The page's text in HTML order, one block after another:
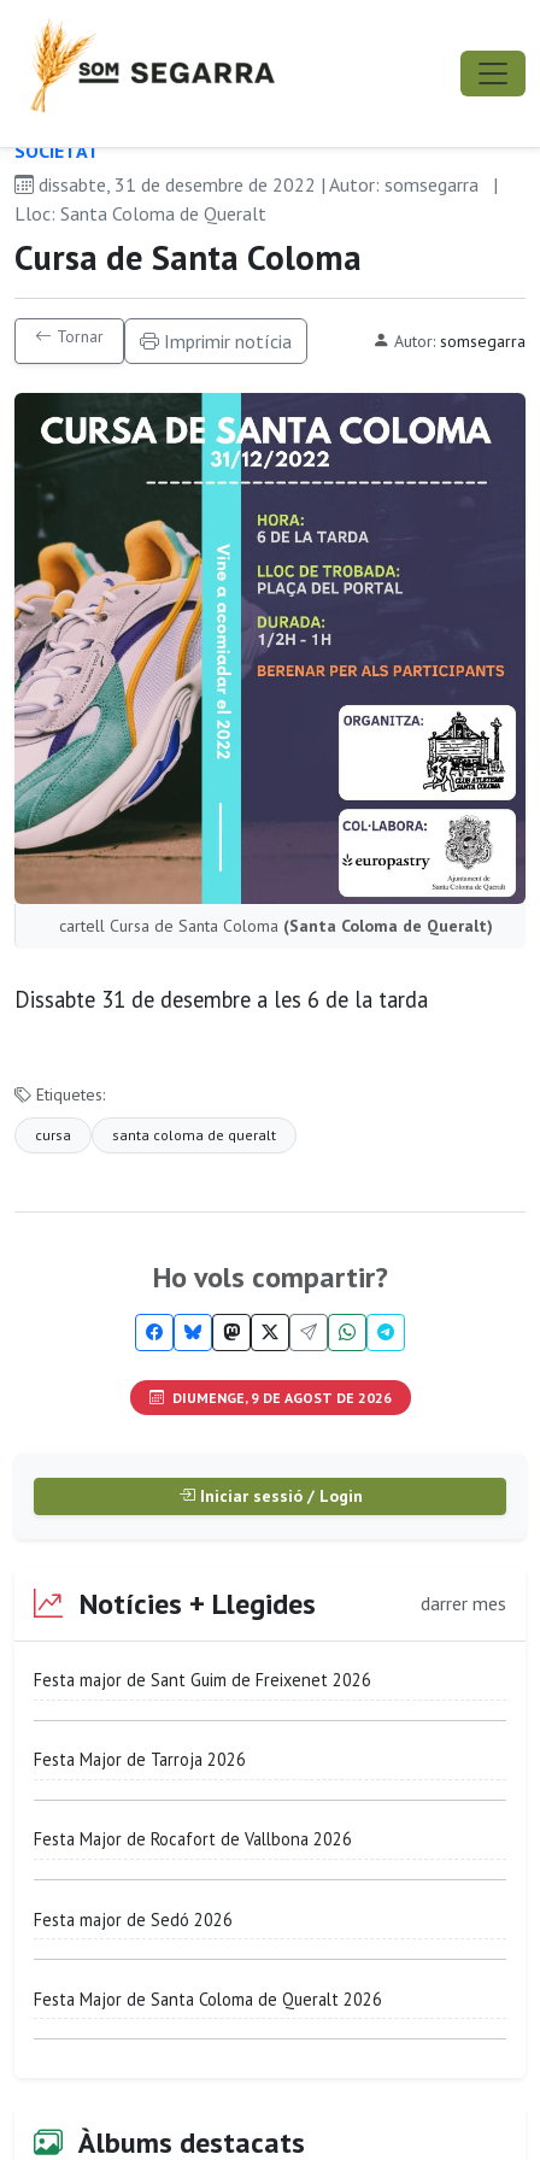
SOCIETAT
dissabte, 31 de desembre de 2022 | Autor: somsegarra
|
Lloc: Santa Coloma de Queralt
Cursa de Santa Coloma
Tornar Imprimir notícia Autor: somsegarra
cartell Cursa de Santa Coloma (Santa Coloma de Queralt)
Dissabte 31 de desembre a les 6 de la tarda
Etiquetes:
cursa santa coloma de queralt
Ho vols compartir?
DIUMENGE, 9 DE AGOST DE 2026
Iniciar sessió / Login
Notícies + Llegides darrer mes
Festa major de Sant Guim de Freixenet 2026
Festa Major de Tarroja 2026
Festa Major de Rocafort de Vallbona 2026
Festa major de Sedó 2026
Festa Major de Santa Coloma de Queralt 2026
Àlbums destacats